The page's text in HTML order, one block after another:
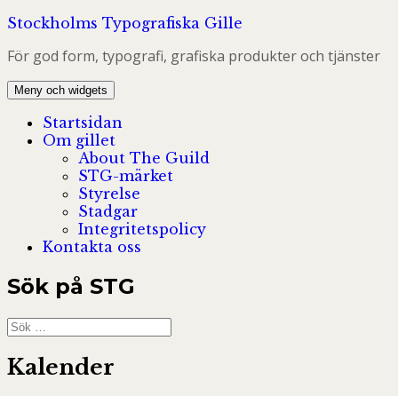
Hoppa
innehåll
Stockholms Typografiska Gille
För god form, typografi, grafiska produkter och tjänster
Meny och widgets
Startsidan
Om gillet
About The Guild
STG-märket
Styrelse
Stadgar
Integritetspolicy
Kontakta oss
Sök på STG
Sök
efter:
Kalender